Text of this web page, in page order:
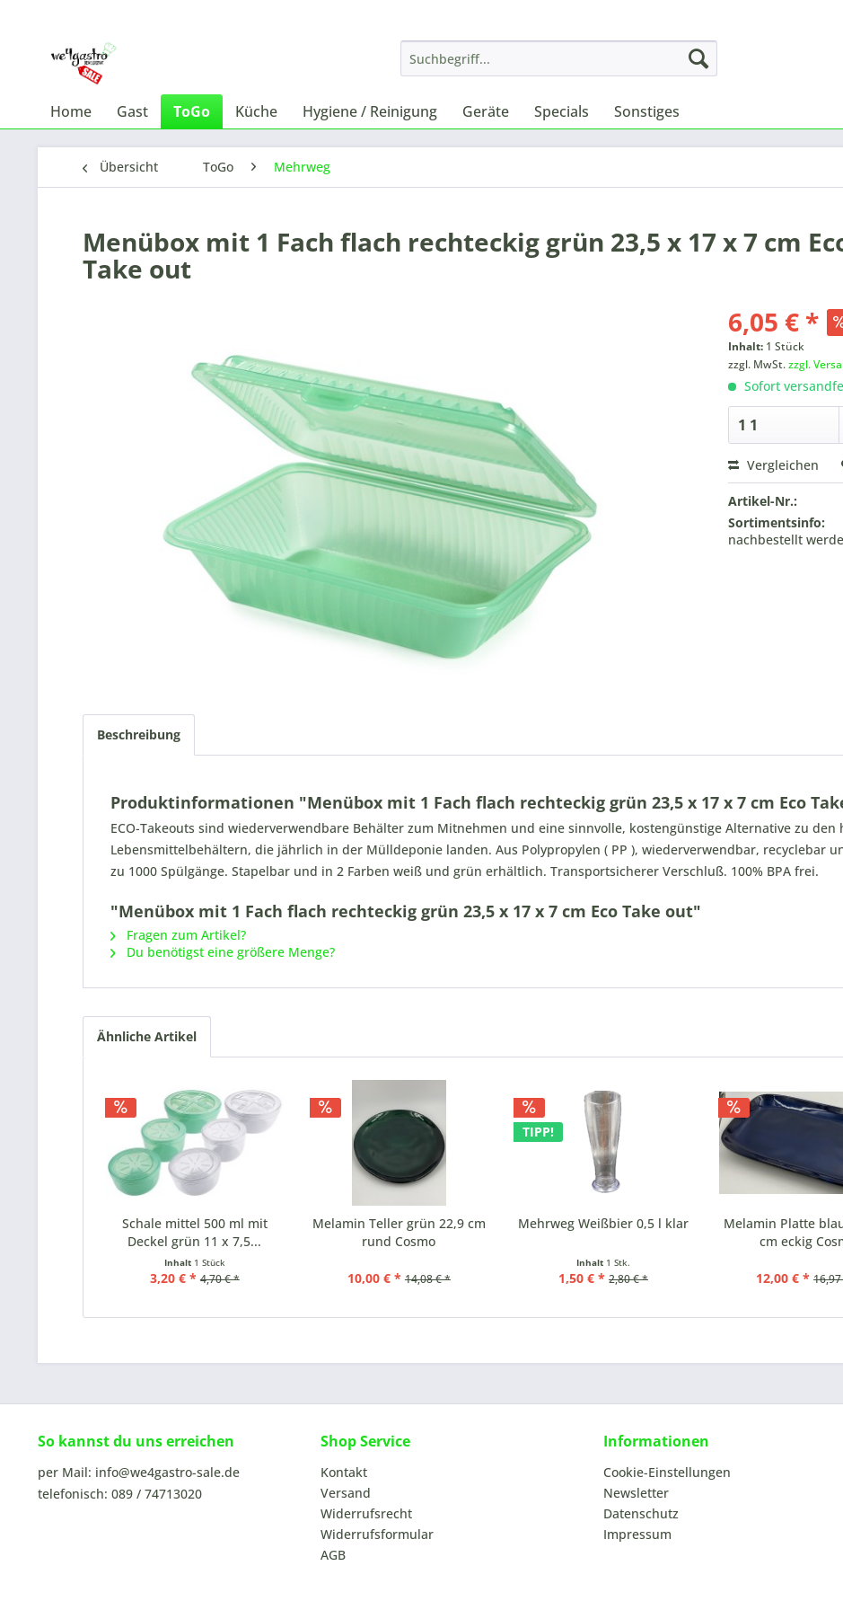
Home Gast ToGo Küche Hygiene / Reinigung Geräte Specials Sonstiges
Übersicht ToGo Mehrweg
Menübox mit 1 Fach flach rechteckig grün 23,5 x 17 x 7 cm
Take out
6,05 € *
Inhalt: 1 Stück
zzgl. MwSt.zzgl.
Sofort
Vergleichen
Artikel-Nr.:
Sortimentsinfo:
nachbestellt
Beschreibung
Produktinformationen "Menübox mit 1 Fach flach rechteckig grün 23,5 x 17 x 7 cm Eco
ECO-Takeouts sind wiederverwendbare Behälter zum Mitnehmen und eine sinnvolle, kostengünstige Alternative zu den
Lebensmittelbehältern, die jährlich in der Mülldeponie landen. Aus Polypropylen ( PP ), wiederverwendbar, recyclebar
zu 1000 Spülgänge. Stapelbar und in 2 Farben weiß und grün erhältlich. Transportsicherer Verschluß. 100% BPA frei.
"Menübox mit 1 Fach flach rechteckig grün 23,5 x 17 x 7 cm Eco Take out"
Fragen zum Artikel?
Du benötigst eine größere Menge?
Ähnliche Artikel
Schale mittel 500 ml mit
Deckel grün 11 x 7,5...
Inhalt 1 Stück
3,20 € * 4,70 € *
Melamin Teller grün 22,9 cm
rund Cosmo
10,00 € * 14,08 € *
TIPP!
Mehrweg Weißbier 0,5 l klar
Inhalt 1 Stk.
1,50 € * 2,80 € *
Melamin Platte
cm eckig
12,00 € *
So kannst du uns erreichen
per Mail: info@we4gastro-sale.de
telefonisch: 089 / 74713020
Shop Service
Kontakt
Versand
Widerrufsrecht
Widerrufsformular
AGB
Informationen
Cookie-Einstellungen
Newsletter
Datenschutz
Impressum